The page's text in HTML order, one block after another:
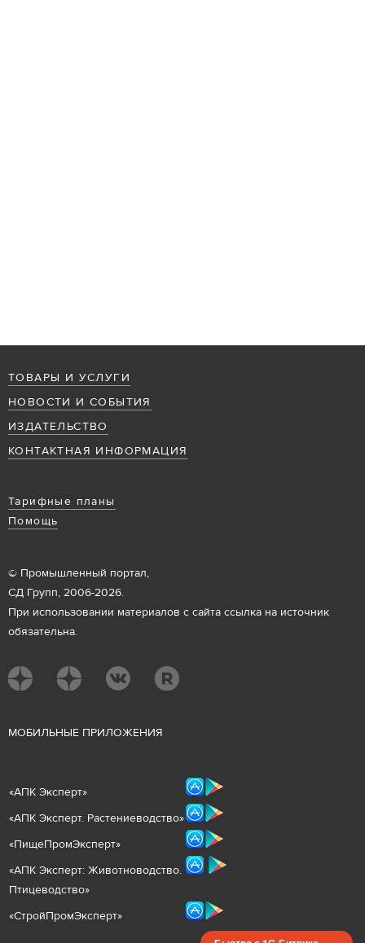
ТОВАРЫ И УСЛУГИ
НОВОСТИ И СОБЫТИЯ
ИЗДАТЕЛЬСТВО
КОНТАКТНАЯ ИНФОРМАЦИЯ
Тарифные планы
Помощь
© Промышленный портал,
СД Групп, 2006-2026.
При использовании материалов с сайта ссылка на источник
обязательна.
МОБИЛЬНЫЕ ПРИЛОЖЕНИЯ
«АПК Эксперт»
«АПК Эксперт. Растениеводство»
«ПищеПромЭксперт»
«АПК Эксперт: Животноводство.
Птицеводство»
«СтройПромЭксперт»